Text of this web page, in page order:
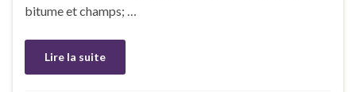
bitume et champs; …
Lire la suite